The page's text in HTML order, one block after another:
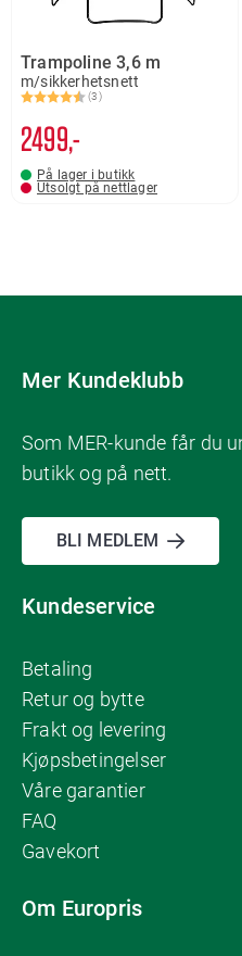
Trampoline 3,6 m
m/sikkerhetsnett
Karakter:
(3)
4.7 av 5 mulige
2499,-
På lager i butikk
Utsolgt på nettlager
Mer Kundeklubb
Som MER-kunde får du
butikk og på nett.
BLI MEDLEM
Kundeservice
Betaling
Retur og bytte
Frakt og levering
Kjøpsbetingelser
Våre garantier
FAQ
Gavekort
Om Europris